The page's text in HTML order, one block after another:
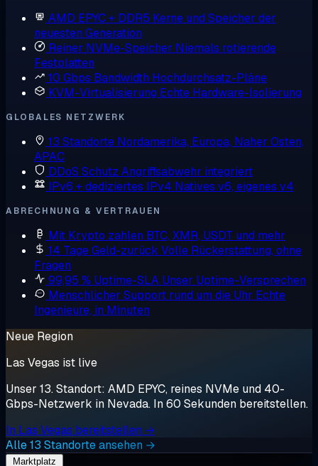
AMD EPYC + DDR5 Kerne und Speicher der
neuesten Generation
Reiner NVMe-Speicher Niemals rotierende
Festplatten
10 Gbps Bandwidth Hochdurchsatz-Pläne
KVM-Virtualisierung Echte Hardware-Isolierung
GLOBALES NETZWERK
13 Standorte Nordamerika, Europa, Naher Osten,
APAC
DDoS Schutz Angriffsabwehr integriert
IPv6 + dediziertes IPv4 Natives v6, eigenes v4
ABRECHNUNG & VERTRAUEN
Mit Krypto zahlen BTC, XMR, USDT und mehr
14 Tage Geld-zurück Volle Rückerstattung, ohne
Fragen
99,95 % Uptime-SLA Unser Uptime-Versprechen
Menschlicher Support rund um die Uhr Echte
Ingenieure, in Minuten
Neue Region
Las Vegas ist live
Unser 13. Standort: AMD EPYC, reines NVMe und 40-
Gbps-Netzwerk in Nevada. In 60 Sekunden bereitstellen.
In Las Vegas bereitstellen →
Alle 13 Standorte ansehen →